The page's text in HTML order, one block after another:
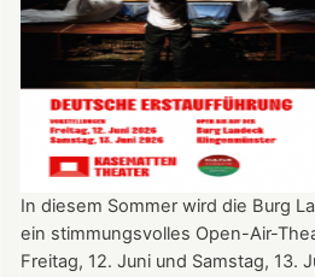
In diesem Sommer wird die Burg
ein stimmungsvolles Open-Air-
Freitag, 12. Juni und Samstag, 13.